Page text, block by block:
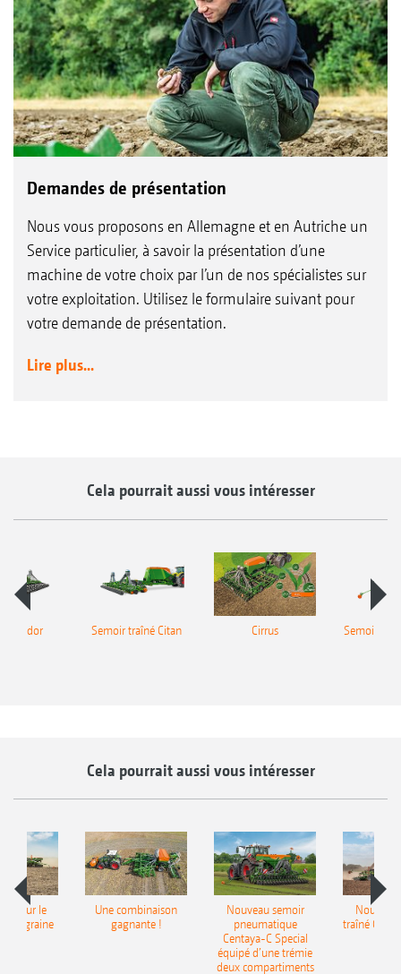
Demandes de présentation
Nous vous proposons en Allemagne et en Autriche un
Service particulier, à savoir la présentation d’une
machine de votre choix par l’un de nos spécialistes sur
votre exploitation. Utilisez le formulaire suivant pour
votre demande de présentation.
Lire plus...
Cela pourrait aussi vous intéresser
Condor Semoir traîné Citan Cirrus
Semoir à
Cela pourrait aussi vous intéresser
pour le
Une combinaison
gagnante !
Nouveau semoir
pneumatique
Centaya-C Special
équipé d’une trémie
deux compartiments
traîné